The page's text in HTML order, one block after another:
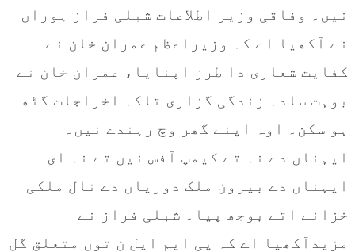
نیں۔ وفاقی وزیر اطلاعات شبلی فراز ہوراں
نے آکھیا اے کہ وزیراعظم عمران خان نے
کفایت شعاری دا طرز اپنایا، عمران خان نے
بوہت سادہ زندگی گزاری تاکہ اخراجات گٹھ
ہو سکن۔ اوہ اپنے گھر وچ رہندے نیں۔
ایہناں دے نہ تے کیمپ آفس نیں تے نہ ای
ایہناں دے بیرون ملک دوریاں دے نال ملکی
خزانے اتے بوجھ پیا۔ شبلی فراز نے
مزیدآکھیا اے کہ پی ایم ایل ن توں متعلق گل